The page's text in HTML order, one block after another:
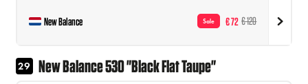
New Balance Sale € 72 € 120
29 New Balance 530 "Black Flat Taupe"